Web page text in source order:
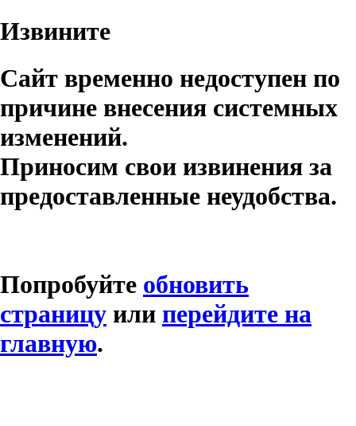
Извините
Сайт временно недоступен по
причине внесения системных
изменений.
Приносим свои извинения за
предоставленные неудобства.
Попробуйте обновить
страницу или перейдите на
главную.